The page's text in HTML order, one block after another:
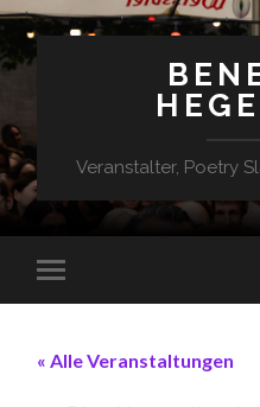
Veranstalter, Poetry
« Alle Veranstaltungen